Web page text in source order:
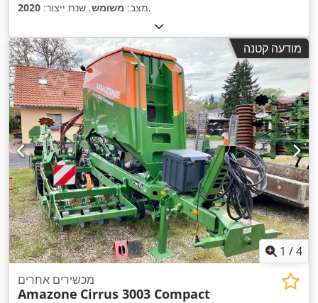
מצב: משומש, שנת ייצור: 2020 ,
מודעה קטנה
1 /4
מכשירים אחרים
Amazone Cirrus 3003 Compact